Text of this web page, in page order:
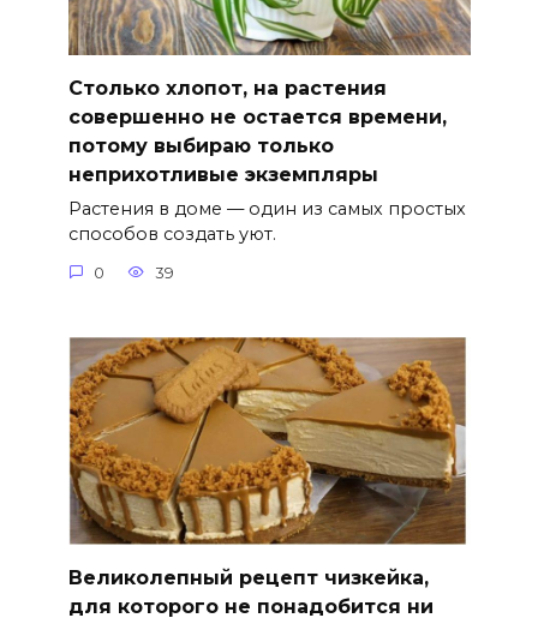
Столько хлопот, на растения
совершенно не остается времени,
потому выбираю только
неприхотливые экземпляры
Растения в доме — один из самых простых
способов создать уют.
0 39
Великолепный рецепт чизкейка,
для которого не понадобится ни